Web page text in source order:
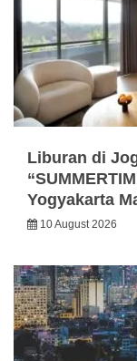
Liburan di
Yogyakarta
10 August 2026